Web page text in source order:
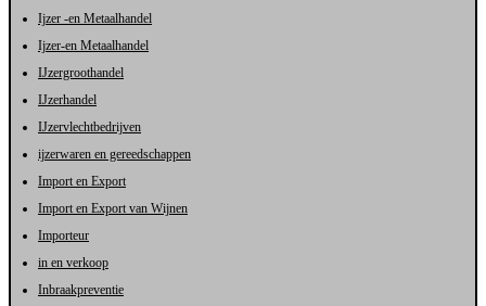
Ijzer -en Metaalhandel
Ijzer-en Metaalhandel
IJzergroothandel
IJzerhandel
IJzervlechtbedrijven
ijzerwaren en gereedschappen
Import en Export
Import en Export van Wijnen
Importeur
in en verkoop
Inbraakpreventie